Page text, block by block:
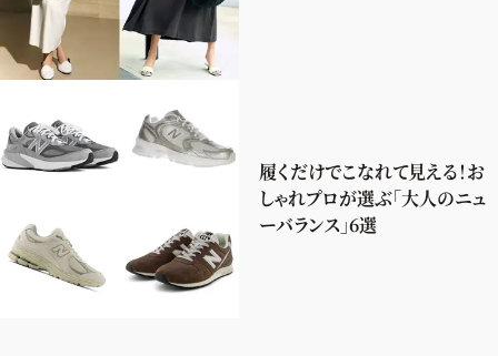
履くだけでこなれて見える！お
しゃれプロが選ぶ「大人のニュ
ーバランス」6選